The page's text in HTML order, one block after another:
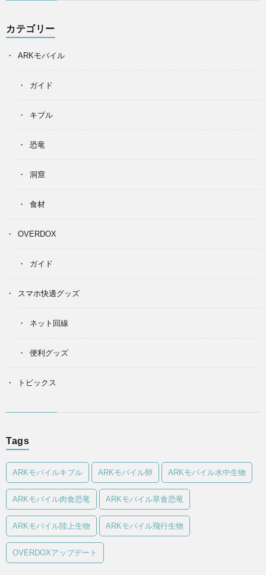
カテゴリー
ARKモバイル
ガイド
キブル
恐竜
洞窟
食材
OVERDOX
ガイド
スマホ快適グッズ
ネット回線
便利グッズ
トピックス
Tags
ARKモバイルキブル ARKモバイル卵 ARKモバイル水中生物
ARKモバイル肉食恐竜 ARKモバイル草食恐竜
ARKモバイル陸上生物 ARKモバイル飛行生物
OVERDOXアップデート